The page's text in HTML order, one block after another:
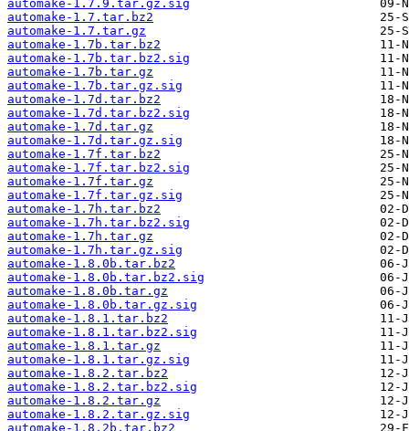
automake-1.7.9.tar.gz.sig
automake-1.7.tar.bz2
automake-1.7.tar.gz
automake-1.7b.tar.bz2
automake-1.7b.tar.bz2.sig
automake-1.7b.tar.gz
automake-1.7b.tar.gz.sig
automake-1.7d.tar.bz2
automake-1.7d.tar.bz2.sig
automake-1.7d.tar.gz
automake-1.7d.tar.gz.sig
automake-1.7f.tar.bz2
automake-1.7f.tar.bz2.sig
automake-1.7f.tar.gz
automake-1.7f.tar.gz.sig
automake-1.7h.tar.bz2
automake-1.7h.tar.bz2.sig
automake-1.7h.tar.gz
automake-1.7h.tar.gz.sig
automake-1.8.0b.tar.bz2
automake-1.8.0b.tar.bz2.sig
automake-1.8.0b.tar.gz
automake-1.8.0b.tar.gz.sig
automake-1.8.1.tar.bz2
automake-1.8.1.tar.bz2.sig
automake-1.8.1.tar.gz
automake-1.8.1.tar.gz.sig
automake-1.8.2.tar.bz2
automake-1.8.2.tar.bz2.sig
automake-1.8.2.tar.gz
automake-1.8.2.tar.gz.sig
automake-1.8.2b.tar.bz2